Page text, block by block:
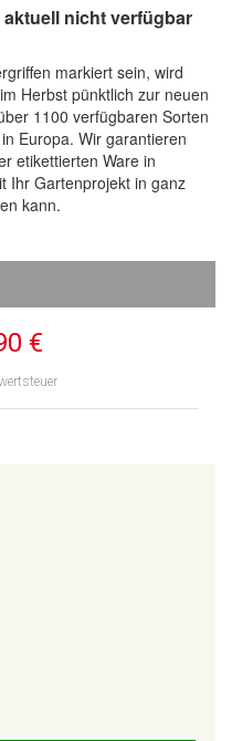
nicht verfügbar
markiert sein, wird
Herbst pünktlich zur neuen
1100 verfügbaren Sorten
Europa. Wir garantieren
etikettierten Ware in
Ihr Gartenprojekt in ganz
kann.
€